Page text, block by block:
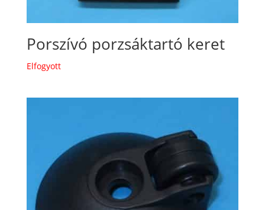
Porszívó porzsáktartó keret
Elfogyott